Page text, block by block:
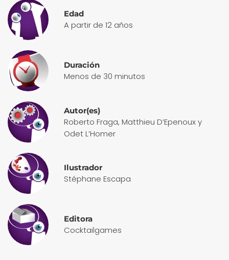
Edad
A partir de 12 años
Duración
Menos de 30 minutos
Autor(es)
Roberto Fraga, Matthieu D’Epenoux y
Odet L’Homer
Ilustrador
Stéphane Escapa
Editora
Cocktailgames